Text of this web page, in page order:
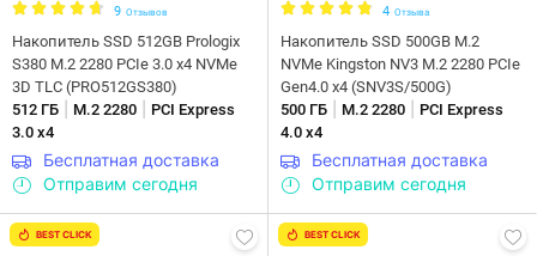
9 Отзывов
Накопитель SSD 512GB Prologix
S380 M.2 2280 PCIe 3.0 x4 NVMe
3D TLC (PRO512GS380)
512 ГБ
M.2 2280
PCI Express
3.0 x4
Бесплатная доставка
Отправим сегодня
4 Отзыва
Накопитель SSD 500GB M.2
NVMe Kingston NV3 M.2 2280 PCIe
Gen4.0 x4 (SNV3S/500G)
500 ГБ
M.2 2280
PCI Express
4.0 x4
Бесплатная доставка
Отправим сегодня
BEST CLICK BEST CLICK